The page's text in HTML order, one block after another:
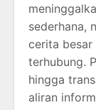
sederhana,
cerita besar
terhubung.
hingga
aliran